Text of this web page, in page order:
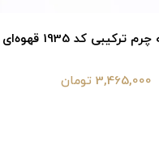
کیف زنانه چرم ترکیبی کد 1935 قهوه‌ای
3,465,000 تومان